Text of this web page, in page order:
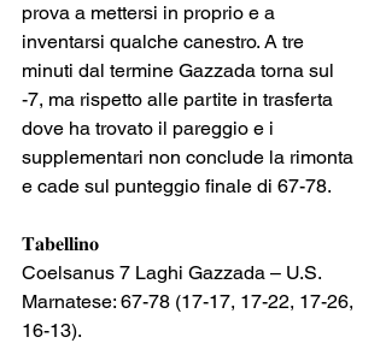
prova a mettersi in proprio e a
inventarsi qualche canestro. A tre
minuti dal termine Gazzada torna sul
-7, ma rispetto alle partite in trasferta
dove ha trovato il pareggio e i
supplementari non conclude la rimonta
e cade sul punteggio finale di 67-78.
𝐓𝐚𝐛𝐞𝐥𝐥𝐢𝐧𝐨
Coelsanus 7 Laghi Gazzada – U.S.
Marnatese: 67-78 (17-17, 17-22, 17-26,
16-13).